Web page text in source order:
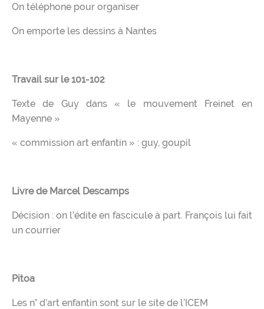
On téléphone pour organiser
On emporte les dessins à Nantes
Travail sur le 101-102
Texte de Guy dans « le mouvement Freinet en
Mayenne »
« commission art enfantin » : guy, goupil
Livre de Marcel Descamps
Décision : on l’édite en fascicule à part. François lui fait
un courrier
Pitoa
Les n° d’art enfantin sont sur le site de l’ICEM